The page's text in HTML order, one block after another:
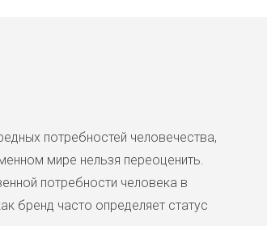
потребностей человечества,
мире нельзя переоценить.
потребности человека в
бренд часто определяет статус